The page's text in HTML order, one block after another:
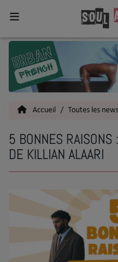
Home
Toutes les News
Actu
Accueil Toutes les news
5 BONNES RAISONS
DE KILLIAN ALAARI